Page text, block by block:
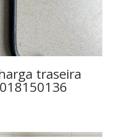
traseira